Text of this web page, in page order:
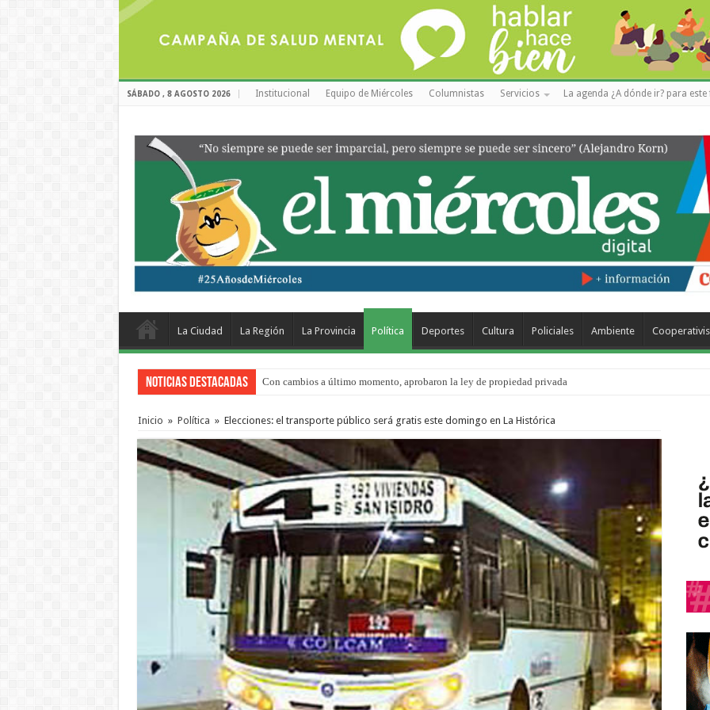
SÁBADO , 8 AGOSTO 2026 Institucional Equipo de Miércoles Columnistas Servicios La agenda ¿A dónde ir? para este
La Ciudad La Región La Provincia Política Deportes Cultura Policiales Ambiente
Noticias Destacadas Con cambios a último momento, aprobaron la ley de propiedad privada
Adopción en Entre Ríos: el 35% de los 90 niños, niñas y adolescentes que esperan una familia tiene
Inicio » Política » Elecciones: el transporte público será gratis este domingo en La Histórica